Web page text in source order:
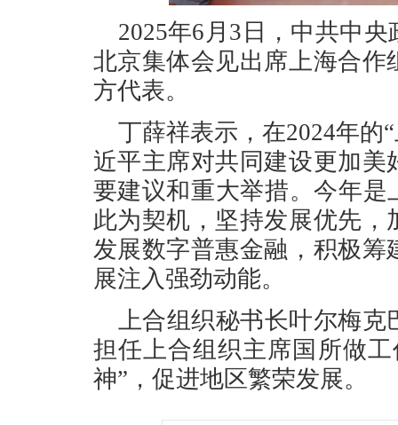
2025年6月3日，中共中
北京集体会见出席上海合
方代表。
丁薛祥表示，在2024年的
近平主席对共同建设更加
要建议和重大举措。今年是
此为契机，坚持发展优先
发展数字普惠金融，积极
展注入强劲动能。
上合组织秘书长叶尔梅
担任上合组织主席国所做
神”，促进地区繁荣发展。